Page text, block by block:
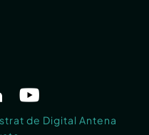
de Digital Antena